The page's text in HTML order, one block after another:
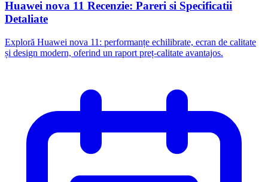
Huawei nova 11 Recenzie: Pareri si Specificatii
Detaliate
Exploră Huawei nova 11: performanțe echilibrate, ecran de calitate
și design modern, oferind un raport preț-calitate avantajos.